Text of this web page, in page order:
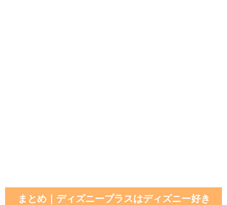
まとめ｜ディズニープラスはディズニー好き